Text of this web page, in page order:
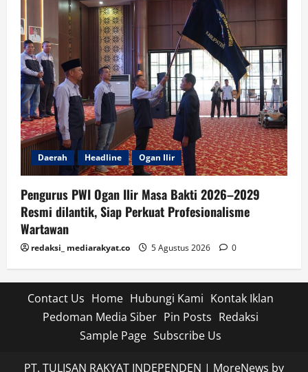
Daerah Headline Ogan Ilir
Pengurus PWI Ogan Ilir Masa Bakti 2026–2029
Resmi dilantik, Siap Perkuat Profesionalisme
Wartawan
redaksi_ mediarakyat.co 5 Agustus 2026 0
Contact Us Home Hubungi Kami Kontak Iklan
Pedoman Media Siber Pin Posts Redaksi
Sample Page Subscribe Us
PT. TULISAN RAKYAT INDEPENDEN | MoreNews by